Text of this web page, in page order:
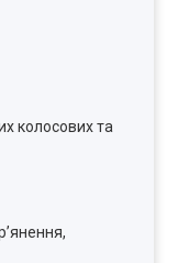
колосових та